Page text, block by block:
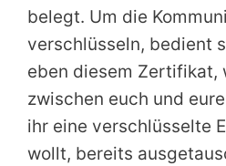
belegt. Um die
verschlüsseln, bedient
eben diesem Zertifikat,
zwischen euch und
ihr eine verschlüsselte
wollt, bereits